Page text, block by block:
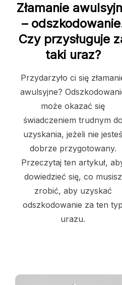
Złamanie
–
Czy przysługuje
taki uraz?
Przydarzyło ci się
awulsyjne?
może okazać się
świadczeniem trudnym do
uzyskania, jeżeli nie jesteś
dobrze przygotowany.
Przeczytaj ten artykuł,
dowiedzieć się, co musisz
zrobić, aby uzyskać
odszkodowanie za ten typ
urazu.